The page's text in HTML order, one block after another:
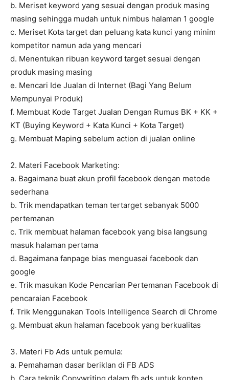
b. Meriset keyword yang sesuai dengan produk masing
masing sehingga mudah untuk nimbus halaman 1 google
c. Meriset Kota target dan peluang kata kunci yang minim
kompetitor namun ada yang mencari
d. Menentukan ribuan keyword target sesuai dengan
produk masing masing
e. Mencari Ide Jualan di Internet (Bagi Yang Belum
Mempunyai Produk)
f. Membuat Kode Target Jualan Dengan Rumus BK + KK +
KT (Buying Keyword + Kata Kunci + Kota Target)
g. Membuat Maping sebelum action di jualan online
2. Materi Facebook Marketing:
a. Bagaimana buat akun profil facebook dengan metode
sederhana
b. Trik mendapatkan teman tertarget sebanyak 5000
pertemanan
c. Trik membuat halaman facebook yang bisa langsung
masuk halaman pertama
d. Bagaimana fanpage bias menguasai facebook dan
google
e. Trik masukan Kode Pencarian Pertemanan Facebook di
pencaraian Facebook
f. Trik Menggunakan Tools Intelligence Search di Chrome
g. Membuat akun halaman facebook yang berkualitas
3. Materi Fb Ads untuk pemula:
a. Pemahaman dasar beriklan di FB ADS